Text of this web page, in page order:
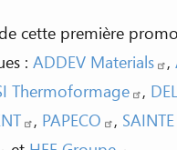
cette première
: ADDEV Materials ,
Thermoformage ,
, PAPECO ,